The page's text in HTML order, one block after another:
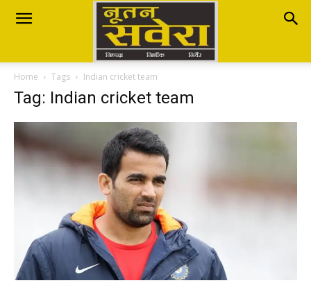
Nutan
Savera
Home Tags Indian cricket team
Tag: Indian cricket team